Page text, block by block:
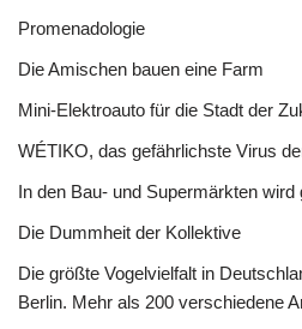
Promenadologie
Die Amischen bauen eine Farm
Mini-Elektroauto für die Stadt der
WÉTIKO, das gefährlichste Virus
In den Bau- und Supermärkten
Die Dummheit der Kollektive
Die größte Vogelvielfalt in
Berlin. Mehr als 200 verschiedene